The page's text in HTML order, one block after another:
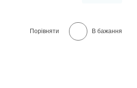
Порівняти В бажання